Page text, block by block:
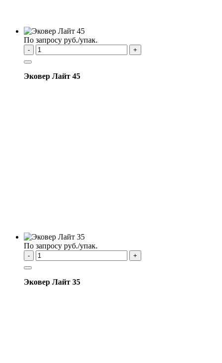
По запросу руб./упак.
- +
Эковер Лайт 45
По запросу руб./упак.
- +
Эковер Лайт 35